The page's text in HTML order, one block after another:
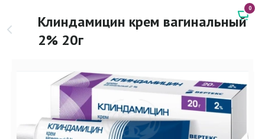
Клиндамицин крем вагинальный
2% 20г
0